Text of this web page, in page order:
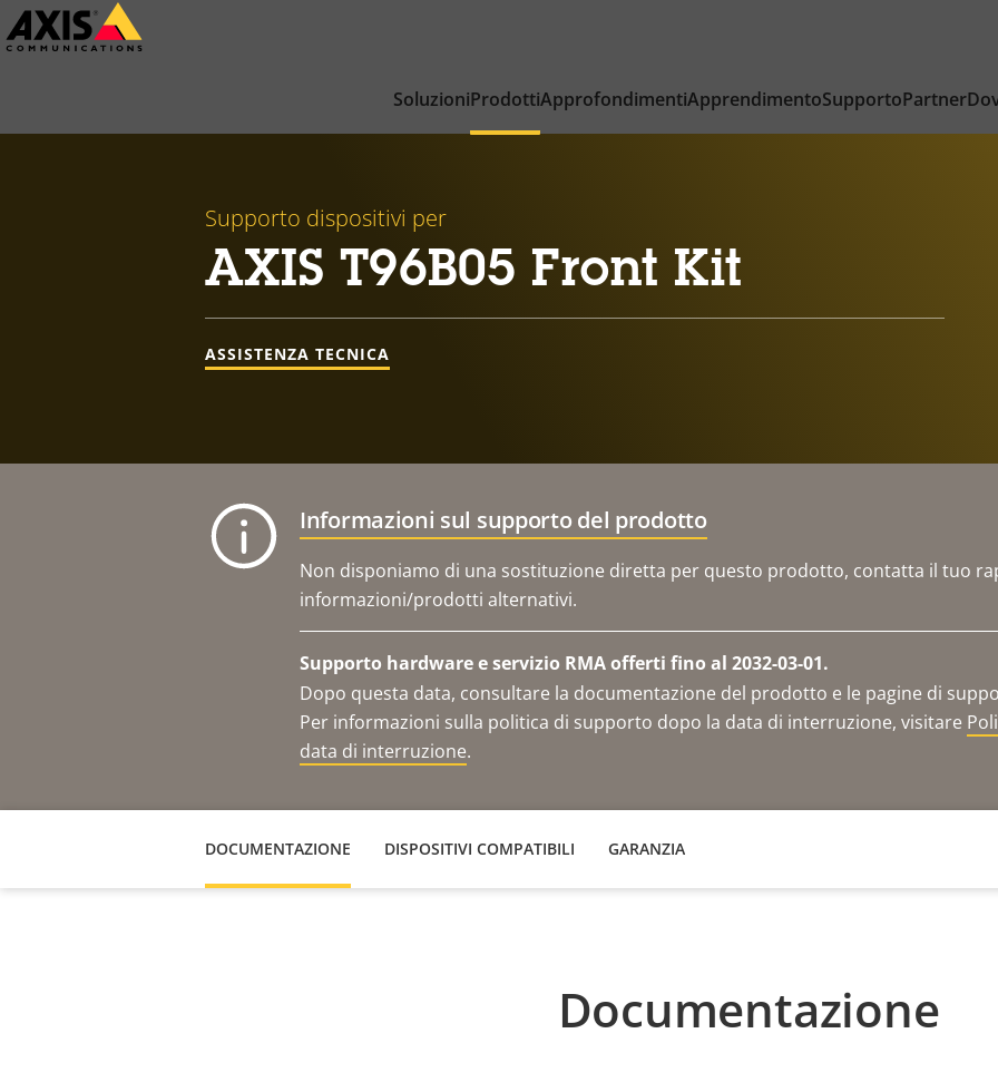
Salta
al
SoluzioniProdottiApprofondimentiApprendimentoSupportoPartner
Supporto dispositivi per
AXIS T96B05 Front Kit
ASSISTENZA TECNICA
Informazioni sul supporto del prodotto
Non disponiamo di una sostituzione diretta per questo prodotto, contatta il tuo
informazioni/prodotti alternativi.
Supporto hardware e servizio RMA offerti fino al 2032-03-01.
Dopo questa data, consultare la documentazione del prodotto e le pagine di
Per informazioni sulla politica di supporto dopo la data di interruzione, visitare
data di interruzione.
DOCUMENTAZIONE DISPOSITIVI COMPATIBILI GARANZIA
Documentazione